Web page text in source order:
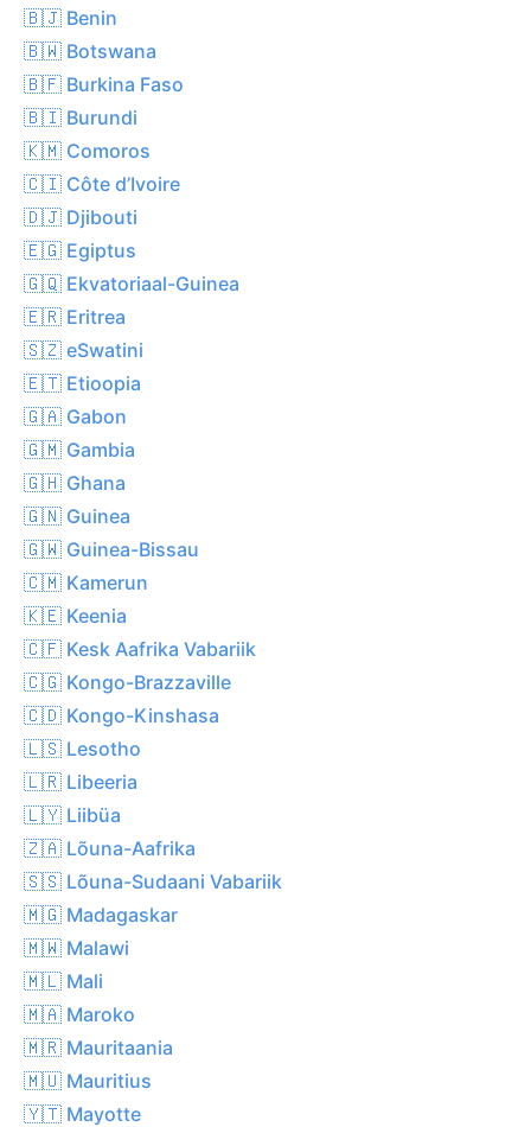
🇧🇯 Benin
🇧🇼 Botswana
🇧🇫 Burkina Faso
🇧🇮 Burundi
🇰🇲 Comoros
🇨🇮 Côte d’Ivoire
🇩🇯 Djibouti
🇪🇬 Egiptus
🇬🇶 Ekvatoriaal-Guinea
🇪🇷 Eritrea
🇸🇿 eSwatini
🇪🇹 Etioopia
🇬🇦 Gabon
🇬🇲 Gambia
🇬🇭 Ghana
🇬🇳 Guinea
🇬🇼 Guinea-Bissau
🇨🇲 Kamerun
🇰🇪 Keenia
🇨🇫 Kesk Aafrika Vabariik
🇨🇬 Kongo-Brazzaville
🇨🇩 Kongo-Kinshasa
🇱🇸 Lesotho
🇱🇷 Libeeria
🇱🇾 Liibüa
🇿🇦 Lõuna-Aafrika
🇸🇸 Lõuna-Sudaani Vabariik
🇲🇬 Madagaskar
🇲🇼 Malawi
🇲🇱 Mali
🇲🇦 Maroko
🇲🇷 Mauritaania
🇲🇺 Mauritius
🇾🇹 Mayotte